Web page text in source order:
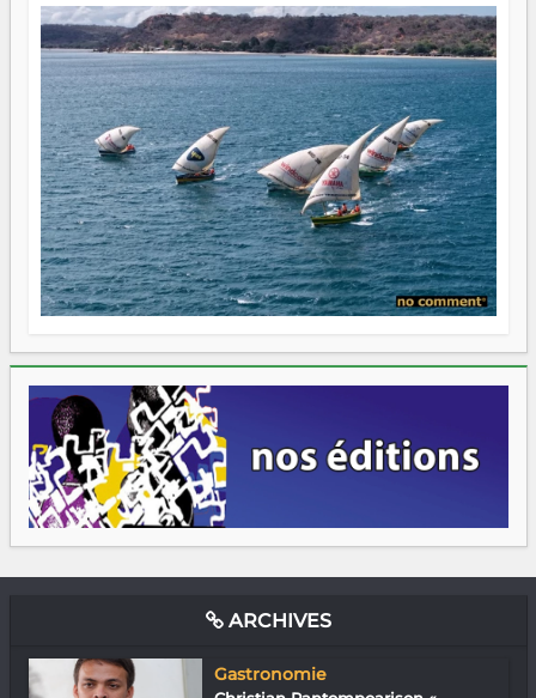
ARCHIVES
Gastronomie